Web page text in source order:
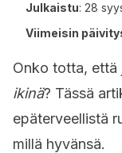
Julkaistu: 28
Viimeisin
Onko totta, että
ikinä? Tässä
epäterveellistä
millä hyvänsä.